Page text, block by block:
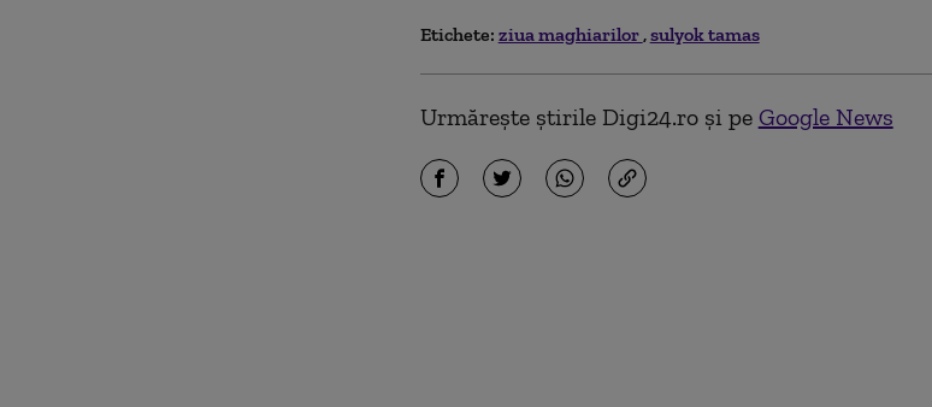
Etichete: ziua maghiarilor sulyok tamas
Urmărește știrile Digi24.ro și pe Google News